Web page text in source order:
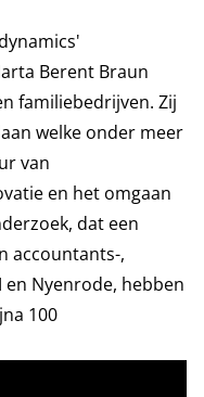
Berent Braun
familiebedrijven. Zij
welke onder meer
van
en het omgaan
dat een
accountants-,
en Nyenrode, hebben
100